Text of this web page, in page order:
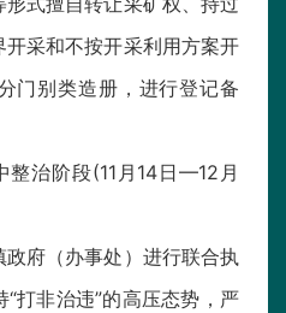
采和不按开采利用方案开
门别类造册，进行登记备
整治阶段(11月14日—12月
府（办事处）进行联合执
打非治违”的高压态势，严